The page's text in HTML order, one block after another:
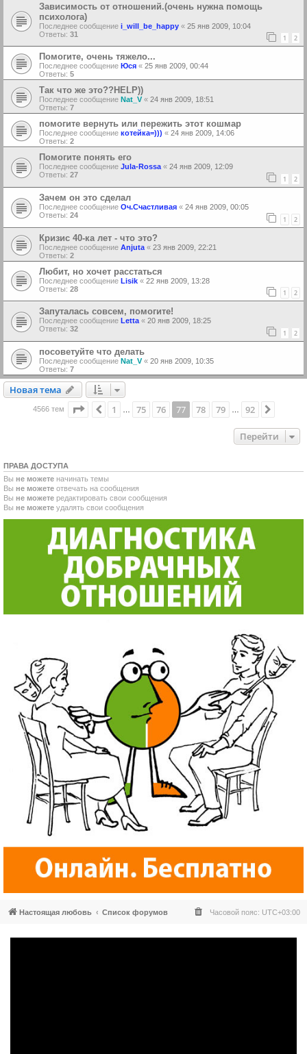
Зависимость от отношений.(очень нужна помощь
психолога)
Последнее сообщение i_will_be_happy « 25 янв 2009, 10:04
Ответы: 31 1 2
Помогите, очень тяжело...
Последнее сообщение Юся « 25 янв 2009, 00:44
Ответы: 5
Так что же это??HELP))
Последнее сообщение Nat_V « 24 янв 2009, 18:51
Ответы: 7
помогите вернуть или пережить этот кошмар
Последнее сообщение котейка=))) « 24 янв 2009, 14:06
Ответы: 2
Помогите понять его
Последнее сообщение Jula-Rossa « 24 янв 2009, 12:09
Ответы: 27 1 2
Зачем он это сделал
Последнее сообщение Оч.Счастливая « 24 янв 2009, 00:05
Ответы: 24 1 2
Кризис 40-ка лет - что это?
Последнее сообщение Anjuta « 23 янв 2009, 22:21
Ответы: 2
Любит, но хочет расстаться
Последнее сообщение Lisik « 22 янв 2009, 13:28
Ответы: 28 1 2
Запуталась совсем, помогите!
Последнее сообщение Letta « 20 янв 2009, 18:25
Ответы: 32 1 2
посоветуйте что делать
Последнее сообщение Nat_V« 20 янв 2009, 10:35
Ответы: 7
Новая тема
Новаятема
4566 тем Страница 77из 92
Пред.
1 75 76 77 78 79 92
Перейти
ПРАВА ДОСТУПА
Вы не можете начинать темы
Вы не можете отвечать на сообщения
Вы не можете редактировать свои сообщения
Вы не можете удалять свои сообщения
Настоящая любовь Список форумов Часовой пояс: UTC+03:00